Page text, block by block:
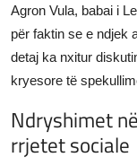
Agron Vula, babai i
për faktin se e ndjek
detaj ka nxitur
kryesore të
Ndryshimet
rrjetet sociale